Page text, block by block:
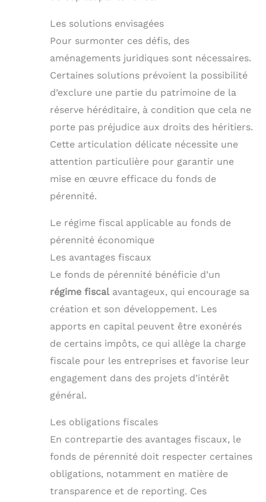
Les solutions envisagées
Pour surmonter ces défis, des
aménagements juridiques sont nécessaires.
Certaines solutions prévoient la possibilité
d’exclure une partie du patrimoine de la
réserve héréditaire, à condition que cela ne
porte pas préjudice aux droits des héritiers.
Cette articulation délicate nécessite une
attention particulière pour garantir une
mise en œuvre efficace du fonds de
pérennité.
Le régime fiscal applicable au fonds de
pérennité économique
Les avantages fiscaux
Le fonds de pérennité bénéficie d’un
régime fiscalavantageux, qui encourage sa
création et son développement. Les
apports en capital peuvent être exonérés
de certains impôts, ce qui allège la charge
fiscale pour les entreprises et favorise leur
engagement dans des projets d’intérêt
général.
Les obligations fiscales
En contrepartie des avantages fiscaux, le
fonds de pérennité doit respecter certaines
obligations, notamment en matière de
transparence et de reporting. Ces